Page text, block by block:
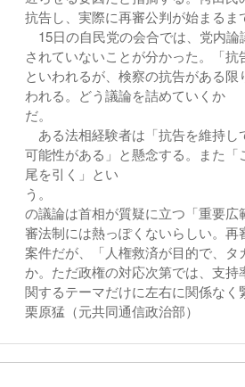
抗告し、実際に再審公判が始
15日の自民党の会合では、党内
されていないことが分かった。「
といわれるが、検察の抗告がある
われる。どう議論を詰めていくか
ある法相経験者は「抗告を維持し
可能性がある」と懸念する。また
尾を引く」とい
う。
の議論は首相が質疑に立つ「重要
審法制には熱っぽくないらしい。
案件だが、「人権救済が目的で、
か。ただ政権の対応次第では、支
関するテーマだけに左右に関係な
栗原猛（元共同通信政治部）